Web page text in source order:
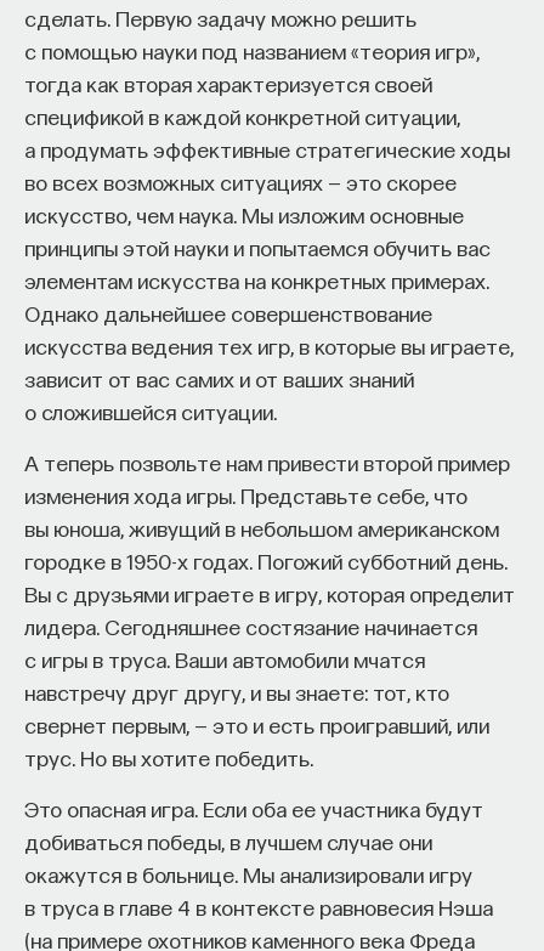
сделать. Первую задачу можно решить
с помощью науки под названием «теория игр»,
тогда как вторая характеризуется своей
спецификой в каждой конкретной ситуации,
а продумать эффективные стратегические ходы
во всех возможных ситуациях — это скорее
искусство, чем наука. Мы изложим основные
принципы этой науки и попытаемся обучить вас
элементам искусства на конкретных примерах.
Однако дальнейшее совершенствование
искусства ведения тех игр, в которые вы играете,
зависит от вас самих и от ваших знаний
о сложившейся ситуации.
А теперь позвольте нам привести второй пример
изменения хода игры. Представьте себе, что
вы юноша, живущий в небольшом американском
городке в 1950-х годах. Погожий субботний день.
Вы с друзьями играете в игру, которая определит
лидера. Сегодняшнее состязание начинается
с игры в труса. Ваши автомобили мчатся
навстречу друг другу, и вы знаете: тот, кто
свернет первым, — это и есть проигравший, или
трус. Но вы хотите победить.
Это опасная игра. Если оба ее участника будут
добиваться победы, в лучшем случае они
окажутся в больнице. Мы анализировали игру
в труса в главе 4 в контексте равновесия Нэша
(на примере охотников каменного века Фреда